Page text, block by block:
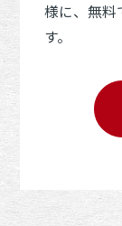
様に、無料
す。